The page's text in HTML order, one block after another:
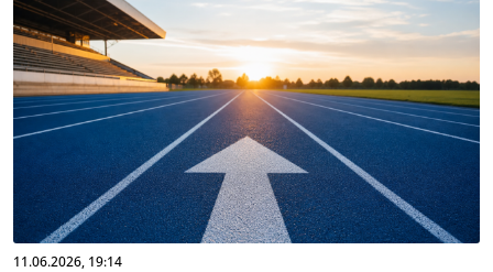
11.06.2026, 19:14